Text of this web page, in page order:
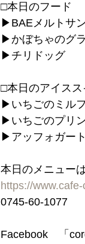
□本日のフード
▶︎BAEメルトサ
▶︎かぼちゃのグ
▶︎チリドッグ
□本日のアイスス
▶︎いちごのミル
▶︎いちごのプリ
▶︎アッフォガート
本日のメニュー
https://
0745-60-1077
Facebook　「